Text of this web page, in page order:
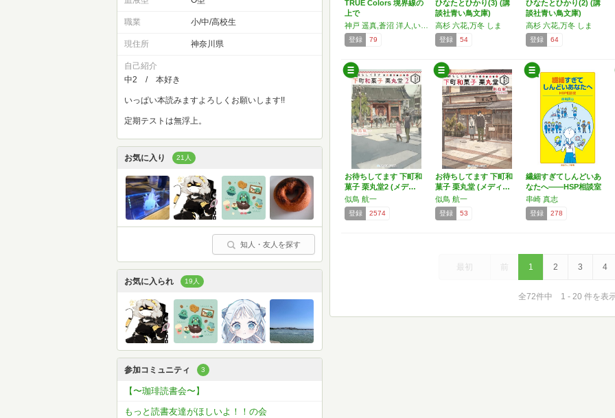
TRUE Colors 境界線の
上で
登録 79
ひなたとひかり(3) (講
談社青い鳥文庫)
高杉 六花,万冬 しま
登録 54
ひなたとひかり(2) (講
談社青い鳥文庫)
高杉 六花,万冬 しま
登録 64
お待ちしてます 下町和
菓子 栗丸堂2 (メデ…
似鳥 航一
登録 2574
お待ちしてます 下町和
菓子 栗丸堂 (メディ…
似鳥 航一
登録 53
繊細すぎてしんどいあ
なたへ――HSP相談室
…
串崎 真志
登録 278
最初 前 1 2 3 4
全72件中 1 - 20 件を表
職業 小/中/高校生
現住所 神奈川県
自己紹介
中2 / 本好き
いっぱい本読みますよろしくお願いします!!
定期テストは無浮上。
お気に入り 21人
知人・友人を探す
お気に入られ 19人
参加コミュニティ 3
【〜珈琲読書会〜】
もっと読書友達がほしいよ！！の会